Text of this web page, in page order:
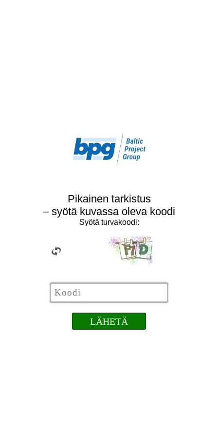
Pikainen tarkistus
– syötä kuvassa oleva koodi
Syötä turvakoodi: